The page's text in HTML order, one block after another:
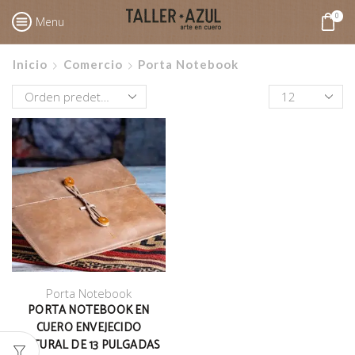
Menu 0
Inicio Comercio Porta Notebook
Productos
por
Porta Notebook
PORTA NOTEBOOK EN
CUERO ENVEJECIDO
NATURAL DE 13 PULGADAS